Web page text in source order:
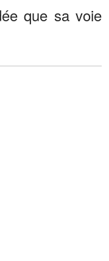
que sa voie